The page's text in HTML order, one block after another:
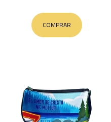
COMPRAR